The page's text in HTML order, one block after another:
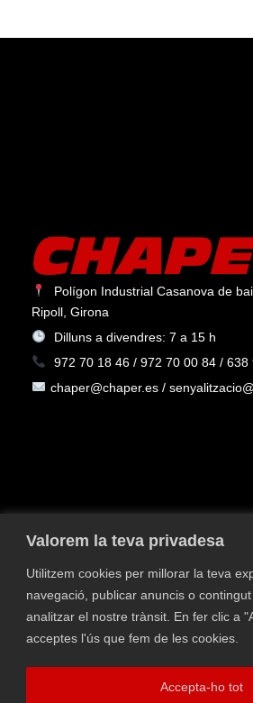
Valorem la teva privadesa
Utilitzem cookies per millorar la teva
navegació, publicar anuncis o
analitzar el nostre trànsit. En fer clic a
acceptes l'ús que fem de les cookies.
Accepta-ho tot
Polígon Industrial Casanova de
Ripoll, Girona
Dilluns a divendres: 7 a 15 h
972 70 18 46 / 972 70 00 84 / 638
chaper@chaper.es /
Política de privacitat Política
legal
Política de qualitat i medi
Finançat pel Programa Kit Digital,
Transformació i Resiliència Espanya-